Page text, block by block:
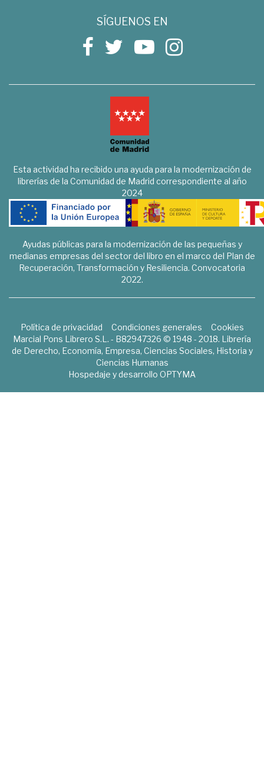
SÍGUENOS EN
Esta actividad ha recibido una ayuda para la modernización de
librerías de la Comunidad de Madrid correspondiente al año
2024
Ayudas públicas para la modernización de las pequeñas y
medianas empresas del sector del libro en el marco del Plan de
Recuperación, Transformación y Resiliencia. Convocatoria
2022.
Política de privacidad Condiciones generales
Cookies
Marcial Pons Librero S.L. - B82947326 © 1948 - 2018. Librería
de Derecho, Economía, Empresa, Ciencias Sociales, Historia y
Ciencias Humanas
Hospedaje y desarrollo OPTYMA